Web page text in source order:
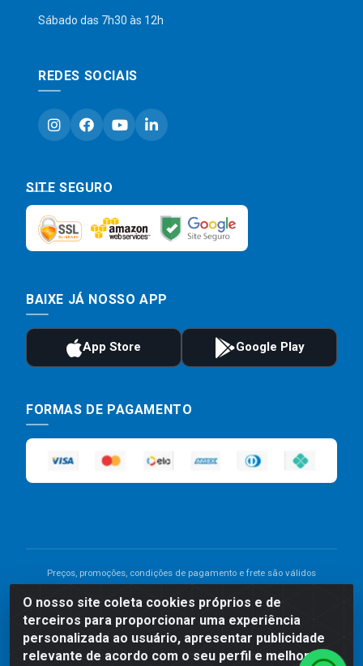
O nosso site coleta cookies próprios e de
terceiros para proporcionar uma experiência
personalizada ao usuário, apresentar publicidade
relevante de acordo com o seu perfil e melhorar a
Sábado das 7h30 às 12h
REDES SOCIAIS
SITE SEGURO
BAIXE JÁ NOSSO APP
FORMAS DE PAGAMENTO
Preços, promoções, condições de pagamento e frete são válidos
divergência de preço de um produto, será válido o preço que for
exibido no carrinho de compras do site no momento do pagamento.
As vendas estão sujeitas a análise e disponibilidade do estoque.
Imagens de produtos meramente ilustrativas.